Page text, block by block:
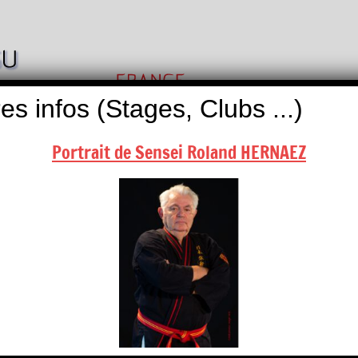
Nihon
Taï
Jitsu
Self
Défense
BOUTIQUES NOUS CONTACTER
Nationale NTJ/FFK
infos (Stages, Clubs ...)
Portrait de Sensei Roland HERNAEZ